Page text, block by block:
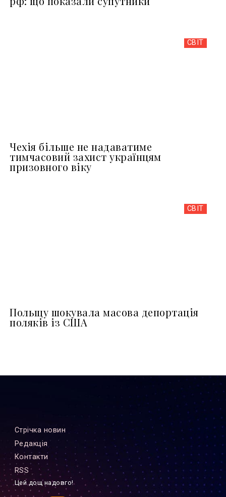
СВІТ
Чехія більше не надаватиме
тимчасовий захист українцям
призовного віку
СВІТ
Польщу шокувала масова депортація
поляків із США
Стрiчка новин
Редакцiя
Контакти
RSS
Цей дощ надовго!